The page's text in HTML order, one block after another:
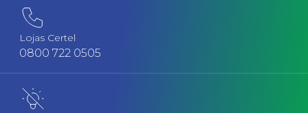
Lojas Certel
0800 722 0505